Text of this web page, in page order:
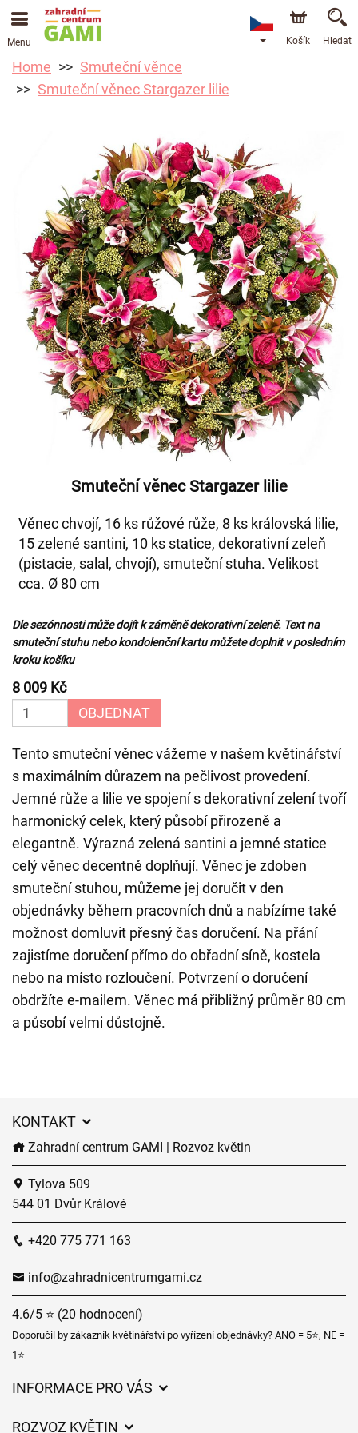
Menu Košík Hledat
Home
Smuteční věnce
Smuteční věnec Stargazer lilie
Smuteční věnec Stargazer lilie
Věnec chvojí, 16 ks růžové růže, 8 ks královská lilie,
15 zelené santini, 10 ks statice, dekorativní zeleň
(pistacie, salal, chvojí), smuteční stuha. Velikost
cca. Ø 80 cm
Dle sezónnosti může dojít k záměně dekorativní zeleně. Text na
smuteční stuhu nebo kondolenční kartu můžete doplnit v posledním
kroku košíku
8 009 Kč
OBJEDNAT
Tento smuteční věnec vážeme v našem květinářství
s maximálním důrazem na pečlivost provedení.
Jemné růže a lilie ve spojení s dekorativní zelení tvoří
harmonický celek, který působí přirozeně a
elegantně. Výrazná zelená santini a jemné statice
celý věnec decentně doplňují. Věnec je zdoben
smuteční stuhou, můžeme jej doručit v den
objednávky během pracovních dnů a nabízíme také
možnost domluvit přesný čas doručení. Na přání
zajistíme doručení přímo do obřadní síně, kostela
nebo na místo rozloučení. Potvrzení o doručení
obdržíte e-mailem. Věnec má přibližný průměr 80 cm
a působí velmi důstojně.
KONTAKT
Zahradní centrum GAMI | Rozvoz květin
Tylova 509
544 01 Dvůr Králové
+420 775 771 163
info@zahradnicentrumgami.cz
4.6/5 ⭐ (20 hodnocení)
Doporučil by zákazník květinářství po vyřízení objednávky? ANO = 5⭐, NE =
1⭐
INFORMACE PRO VÁS
ROZVOZ KVĚTIN